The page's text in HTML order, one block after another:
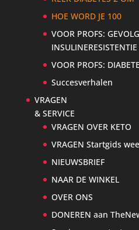
HOE WORD JE 100
VOOR PROFS:
INSULINERESISTENTIE
VOOR PROFS:
Succesverhalen
VRAGEN
& SERVICE
VRAGEN OVER KETO
VRAGEN Startgids
NIEUWSBRIEF
NAAR DE WINKEL
OVER ONS
DONEREN aan